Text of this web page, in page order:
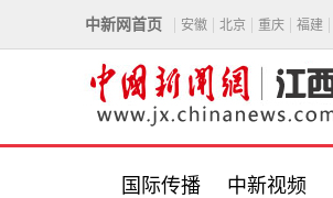
中新网首页 安徽 北京 重庆 福建
国际传播 中新视频